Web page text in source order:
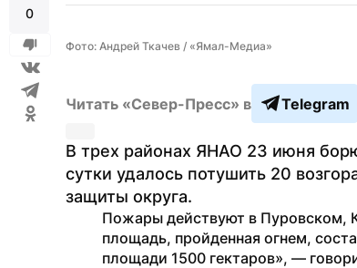
0
Фото: Андрей Ткачев / «Ямал-Медиа»
Читать «Север-Пресс» в Telegram
В трех районах ЯНАО 23 июня
сутки удалось потушить 20
защиты округа.
Пожары действуют в Пуровском,
площадь, пройденная огнем,
площади 1500 гектаров», —